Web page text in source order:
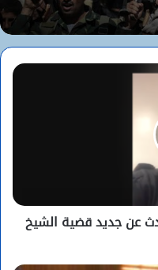
عن جديد قضية الشيخ